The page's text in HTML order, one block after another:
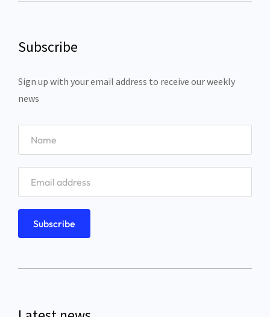
Subscribe
Sign up with your email address to receive our weekly
news